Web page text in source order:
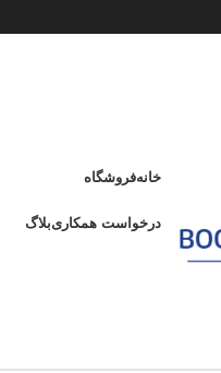
خانهفروشگاه
درخواست همکاریبلاگ